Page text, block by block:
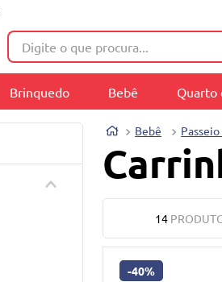
Digite o que procura...
Brinquedo Bebê Quarto
Bebê
14
-40%